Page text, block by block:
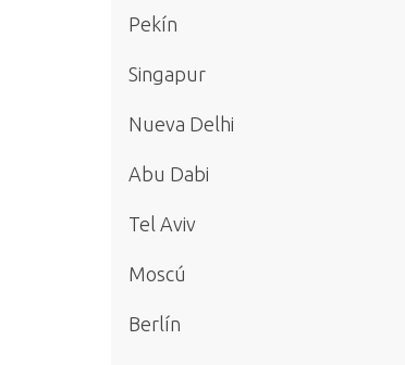
Pekín
Singapur
Nueva Delhi
Abu Dabi
Tel Aviv
Moscú
Berlín